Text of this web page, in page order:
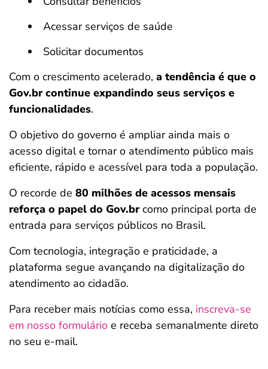
Acessar serviços de saúde
Solicitar documentos
Com o crescimento acelerado, a tendência é que o
Gov.br continue expandindo seus serviços e
funcionalidades.
O objetivo do governo é ampliar ainda mais o
acesso digital e tornar o atendimento público mais
eficiente, rápido e acessível para toda a população.
O recorde de 80 milhões de acessos mensais
reforça o papel do Gov.brcomo principal porta de
entrada para serviços públicos no Brasil.
Com tecnologia, integração e praticidade, a
plataforma segue avançando na digitalização do
atendimento ao cidadão.
Para receber mais notícias como essa, inscreva-se
em nosso formulário e receba semanalmente direto
no seu e-mail.